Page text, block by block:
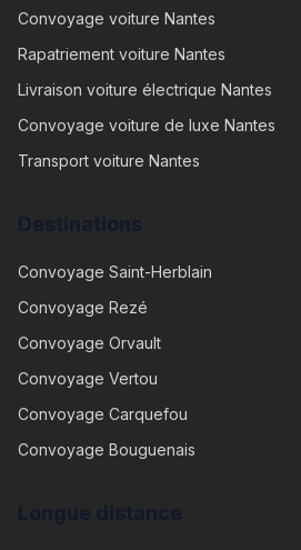
Convoyage voiture Nantes
Rapatriement voiture Nantes
Livraison voiture électrique Nantes
Convoyage voiture de luxe Nantes
Transport voiture Nantes
Convoyage Saint-Herblain
Convoyage Rezé
Convoyage Orvault
Convoyage Vertou
Convoyage Carquefou
Convoyage Bouguenais